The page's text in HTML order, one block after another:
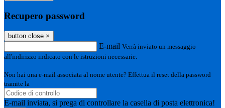
Recupero password
button close ×
E-mail Verrà inviato un messaggio
all'indirizzo indicato con le istruzioni necessarie.
Non hai una e-mail associata al nome utente? Effettua il reset della password
tramite la
E-mail inviata, si prega di controllare la casella di posta elettronica!